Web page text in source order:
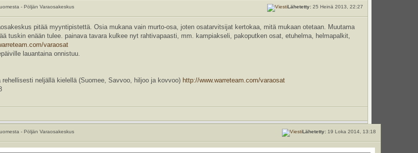
- Pöljän Varaosakeskus Lähetetty: 25 Heinä 2013, 22:27
pitää myyntipistettä. Osia mukana vain murto-osa, joten osatarvitsijat kertokaa, mitä mukaan otetaan. Muutama
tuskin enään tulee. painava tavara kulkee nyt rahtivapaasti, mm. kampiakseli, pakoputken osat, etuhelma, helmapalkit,
varaosat
lauantaina onnistuu.
neljällä kielellä (Suomee, Savvoo, hiljoo ja kovvoo) http://www.warreteam.com/varaosat
- Pöljän Varaosakeskus Lähetetty: 19 Loka 2014, 13:18